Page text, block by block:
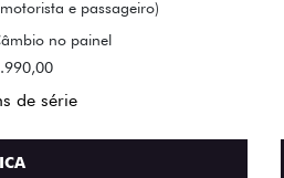
e passageiro)
no painel
de série